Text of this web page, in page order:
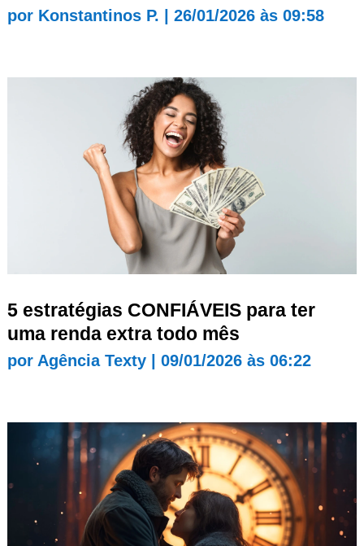
por Konstantinos P. 26/01/2026 às 09:58
5 estratégias CONFIÁVEIS para ter
uma renda extra todo mês
por Agência Texty| 09/01/2026 às 06:22